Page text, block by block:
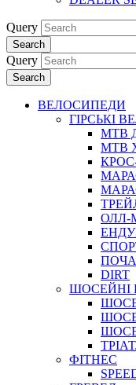
Query
Search
Query
Search
ВЕЛОСИПЕДИ
ГІРСЬКІ
MTB
MTB
ОЛЛ-
DIRT
ШОСЕЙНІ
ФІТНЕС